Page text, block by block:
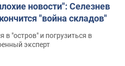
новости": Селезнев
"война складов"
"остров" и погрузиться в
эксперт